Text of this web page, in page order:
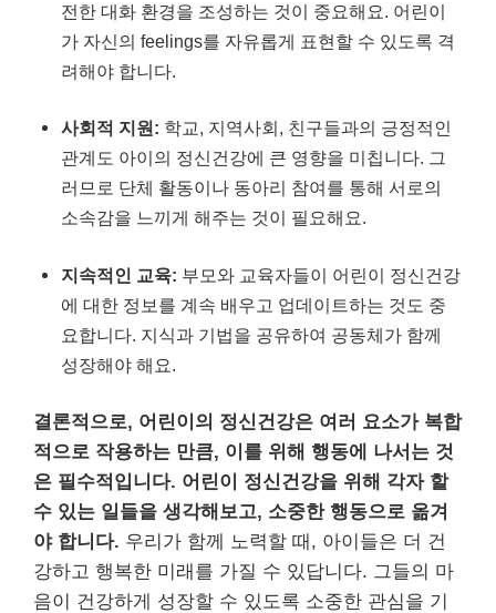
전한 대화 환경을 조성하는 것이 중요해요. 어린이
가 자신의 feelings를 자유롭게 표현할 수 있도록 격
려해야 합니다.
사회적 지원: 학교, 지역사회, 친구들과의 긍정적인
관계도 아이의 정신건강에 큰 영향을 미칩니다. 그
러므로 단체 활동이나 동아리 참여를 통해 서로의
소속감을 느끼게 해주는 것이 필요해요.
지속적인 교육: 부모와 교육자들이 어린이 정신건강
에 대한 정보를 계속 배우고 업데이트하는 것도 중
요합니다. 지식과 기법을 공유하여 공동체가 함께
성장해야 해요.
결론적으로, 어린이의 정신건강은 여러 요소가 복합
적으로 작용하는 만큼, 이를 위해 행동에 나서는 것
은 필수적입니다. 어린이 정신건강을 위해 각자 할
수 있는 일들을 생각해보고, 소중한 행동으로 옮겨
야 합니다. 우리가 함께 노력할 때, 아이들은 더 건
강하고 행복한 미래를 가질 수 있답니다. 그들의 마
음이 건강하게 성장할 수 있도록 소중한 관심을 기